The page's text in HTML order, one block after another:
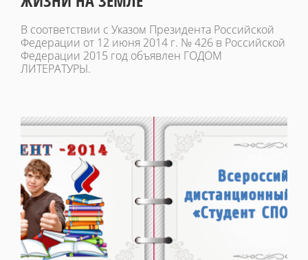
В соответствии с Указом Президента Российской
Федерации от 12 июня 2014 г. № 426 в Российской
Федерации 2015 год объявлен ГОДОМ
ЛИТЕРАТУРЫ.